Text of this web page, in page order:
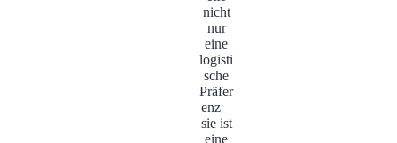
nicht
nur
eine
logisti
sche
Präfer
enz –
sie ist
eine